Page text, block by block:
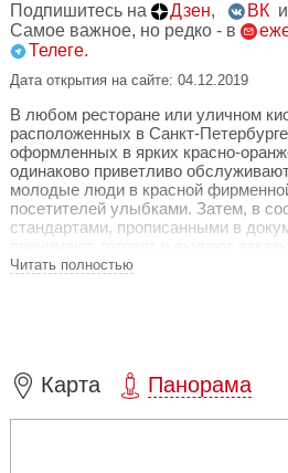
Подпишитесь на Дзен, ВК и
Самое важное, но редко - в
Телеге.
Дата открытия на сайте: 04.12.2019
В любом ресторане или уличном
расположенных в Санкт-
оформленных в ярких красно-
одинаково приветливо
молодые люди в красной
посетителей улыбками. Затем, в
стандартами, прописанными в
принцип «клиент всегда прав»
заведениях этой сети по ценам
Читать полностью
Карта Панорама